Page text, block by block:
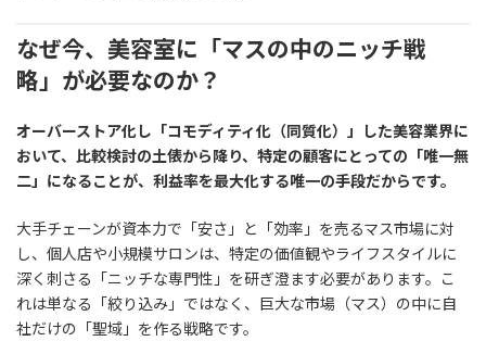
なぜ今、美容室に「マスの中のニッチ戦
略」が必要なのか？
オーバーストア化し「コモディティ化（同質化）」した美容業界に
おいて、比較検討の土俵から降り、特定の顧客にとっての「唯一無
二」になることが、利益率を最大化する唯一の手段だからです。
大手チェーンが資本力で「安さ」と「効率」を売るマス市場に対
し、個人店や小規模サロンは、特定の価値観やライフスタイルに
深く刺さる「ニッチな専門性」を研ぎ澄ます必要があります。こ
れは単なる「絞り込み」ではなく、巨大な市場（マス）の中に自
社だけの「聖域」を作る戦略です。